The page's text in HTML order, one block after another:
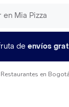
de envíos
Restaurantes en Bogotá